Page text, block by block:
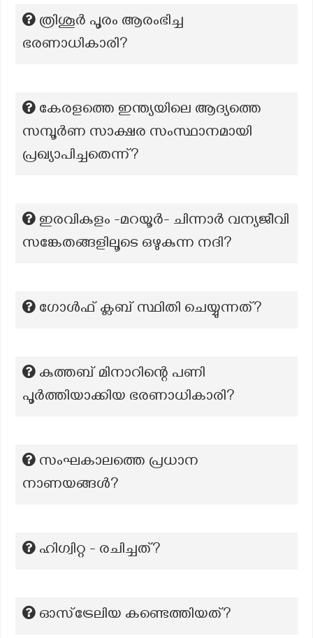
ത്രിശൂർ പൂരം ആരംഭിച്ച
ഭരണാധികാരി?
കേരളത്തെ ഇന്ത്യയിലെ ആദ്യത്തെ
സമ്പൂർണ സാക്ഷര സംസ്ഥാനമായി
പ്രഖ്യാപിച്ചതെന്ന്?
ഇരവികുളം -മറയൂർ- ചിന്നാർ വന്യജീവി
സങ്കേതങ്ങളിലൂടെ ഒഴുകുന്ന നദി?
ഗോൾഫ് ക്ലബ് സ്ഥിതി ചെയ്യുന്നത്?
കുത്തബ് മിനാറിന്റെ പണി
പൂർത്തിയാക്കിയ ഭരണാധികാരി?
സംഘകാലത്തെ പ്രധാന
നാണയങ്ങൾ?
ഹിഗ്വിറ്റ - രചിച്ചത്?
ഓസ്‌ട്രേലിയ കണ്ടെത്തിയത്?